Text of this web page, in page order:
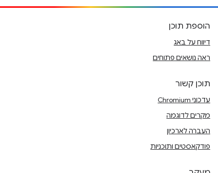
הוספת תוכן
דיווח על באג
ראה נושאים פתוחים
תוכן קשור
עדכוני Chromium
מקרים לדוגמה
העברה לארכיון
פודקאסטים ותוכניות